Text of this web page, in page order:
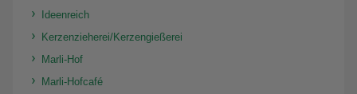
Ideenreich
Kerzenzieherei/Kerzengießerei
Marli-Hof
Marli-Hofcafé